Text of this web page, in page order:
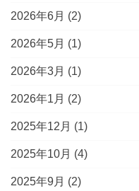
2026年6月 (2)
2026年5月 (1)
2026年3月 (1)
2026年1月 (2)
2025年12月 (1)
2025年10月 (4)
2025年9月 (2)